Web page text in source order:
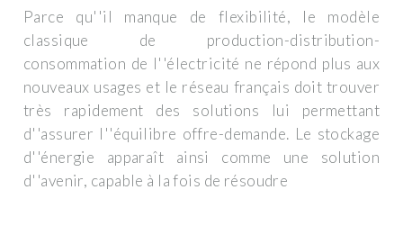
Parce qu''il manque de flexibilité, le modèle
classique de production-distribution-
consommation de l''électricité ne répond plus aux
nouveaux usages et le réseau français doit trouver
très rapidement des solutions lui permettant
d''assurer l''équilibre offre-demande. Le stockage
d''énergie apparaît ainsi comme une solution
d''avenir, capable à la fois de résoudre